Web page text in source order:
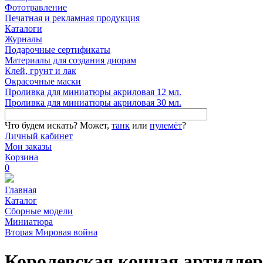
Фототравление
Печатная и рекламная продукция
Каталоги
Журналы
Подарочные сертификаты
Материалы для создания диорам
Клей, грунт и лак
Окрасочные маски
Проливка для миниатюры акриловая 12 мл.
Проливка для миниатюры акриловая 30 мл.
Что будем искать? Может, танк или пулемёт?
Личный кабинет
Мои заказы
Корзина
0
Главная
Каталог
Сборные модели
Миниатюра
Вторая Мировая война